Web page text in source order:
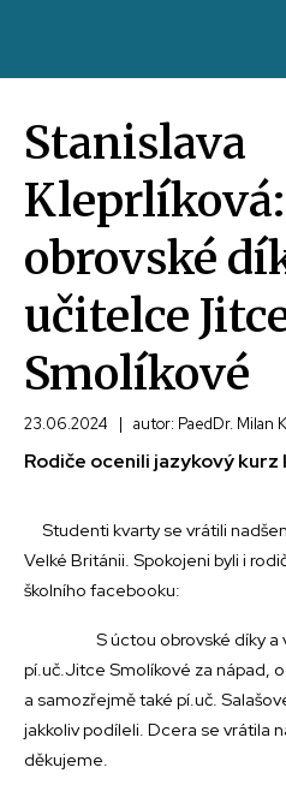
Stanislava
obrovské
učitelce
Smolíkové
23.06.2024 | autor: PaedDr. Milan
Rodiče ocenili jazykový
Studenti kvarty se vrátili
Velké Británii. Spokojeni byli i
školního facebooku:
S úctou obrovské díky a
pí.uč.Jitce Smolíkové za nápad,
a samozřejmě také pí.uč.
jakkoliv podíleli. Dcera se vrátila
děkujeme.